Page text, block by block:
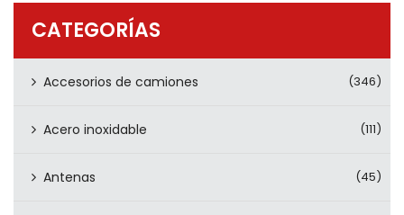
CATEGORÍAS
Accesorios de camiones (346)
Acero inoxidable (111)
Antenas (45)